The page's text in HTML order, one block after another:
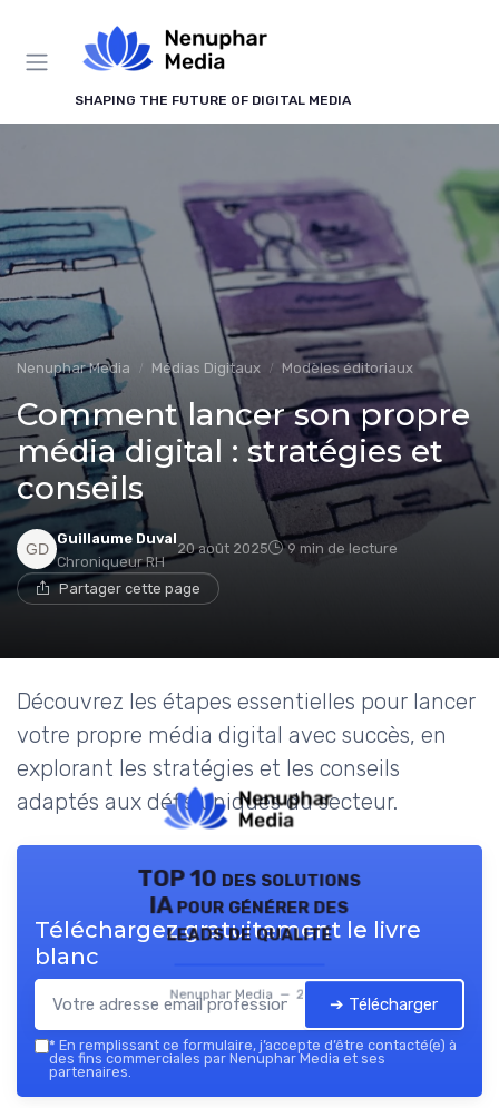
SHAPING THE FUTURE OF DIGITAL MEDIA
Nenuphar Media Médias Digitaux Modèles éditoriaux
Comment lancer son propre
média digital : stratégies et
conseils
Guillaume Duval
Chroniqueur RH
20 août 2025 9 min de lecture
Partager cette page
Découvrez les étapes essentielles pour lancer
votre propre média digital avec succès, en
explorant les stratégies et les conseils
adaptés aux défis uniques du secteur.
TOP 10 des solutions
IA pour générer des
leads de qualité
Nenuphar Media — 2026
Téléchargez gratuitement le livre
blanc
➔ Télécharger
* En remplissant ce formulaire, j’accepte d’être contacté(e) à
des fins commerciales par Nenuphar Media et ses
partenaires.